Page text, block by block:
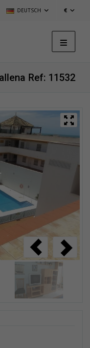
DEUTSCH €
Ref: 11532